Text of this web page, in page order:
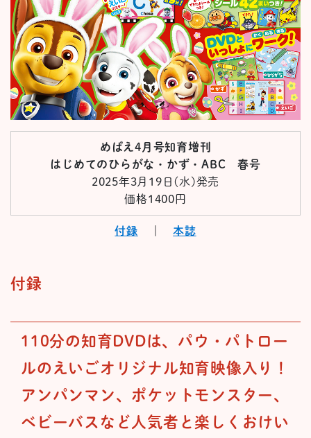
めばえ4月号知育増刊
はじめてのひらがな・かず・ABC 春号
2025年3月19日(水)発売
価格1400円
付録 ｜本誌
付録
110分の知育DVDは、パウ・パトロー
ルのえいごオリジナル知育映像入り！
アンパンマン、ポケットモンスター、
ベビーバスなど人気者と楽しくおけい